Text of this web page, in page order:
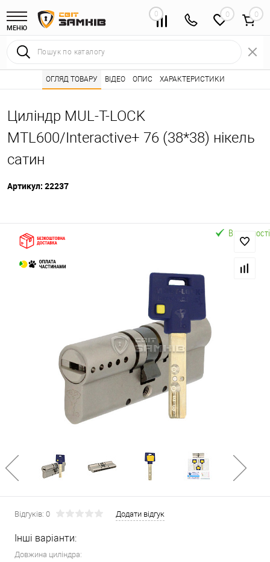
МЕНЮ
0 0
Інтернет магазин замків • Каталог товарів ⭐ • Серцевини
Циліндр MUL-T-LOCK
MTL600/Interactive+ 76 (38*38) нікель
сатин
Артикул: 22237
ОГЛЯД ТОВАРУ ВІДЕО ОПИС ХАРАКТЕРИСТИКИ
Відгуків: 0 Додати відгук
Інші варіанти:
Довжина циліндра:
В наявності